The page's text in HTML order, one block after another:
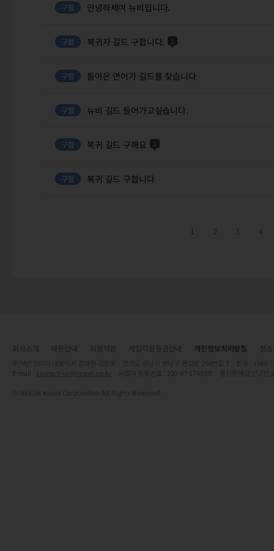
안녕하세여 뉴비입니다.
복귀자 길드 구합니다. 1
돌아온 연어가 길드를 찾습니다
뉴비 길드 들어가고싶습니다.
복귀 길드 구해요 1
복귀 길드 구합니다
1 2 3 4
개인정보처리방침
contact-us@nexon.co.kr
© NEXON Korea Corporation All Rights Reserved.